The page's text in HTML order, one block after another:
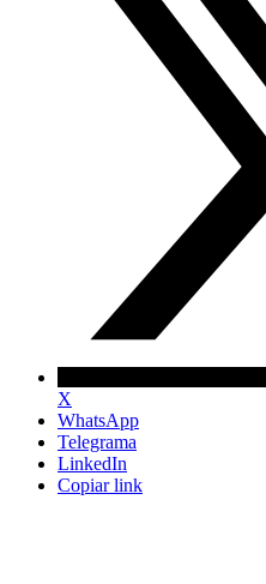
X
WhatsApp
Telegrama
LinkedIn
Copiar link